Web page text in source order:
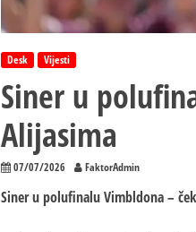
Desk Vijesti
Siner u
Alijasima
07/07/2026 FaktorAdmin
Siner u polufinalu Vimbldona –